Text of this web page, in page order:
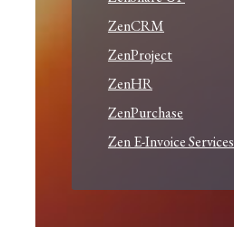
ZenCRM
ZenProject
ZenHR
ZenPurchase
Zen E-Invoice Services